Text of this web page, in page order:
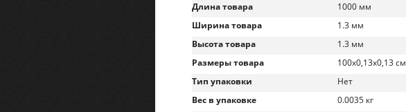
Длина товара
1000 мм
Ширина товара
1.3 мм
Высота товара
1.3 мм
Размеры товара
100х0,13х0,13 см
Тип упаковки
Нет
Вес в упаковке
0.0035 кг